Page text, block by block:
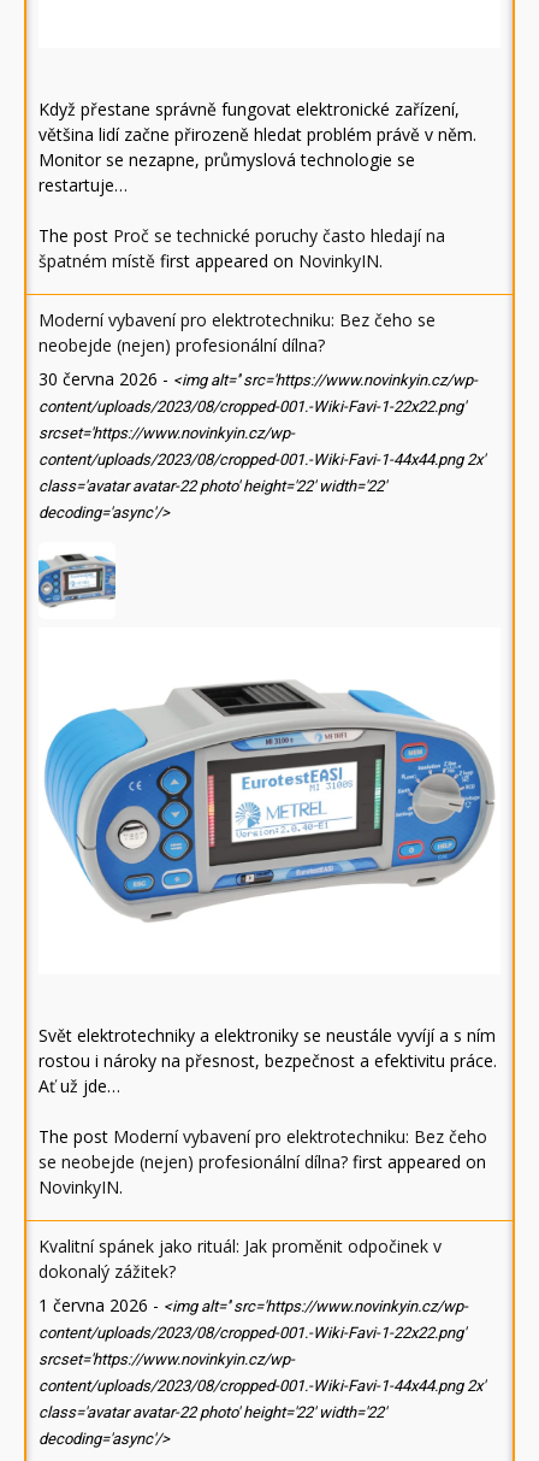
Když přestane správně fungovat elektronické zařízení,
většina lidí začne přirozeně hledat problém právě v něm.
Monitor se nezapne, průmyslová technologie se
restartuje…
The post Proč se technické poruchy často hledají na
špatném místě first appeared on NovinkyIN.
Moderní vybavení pro elektrotechniku: Bez čeho se
neobejde (nejen) profesionální dílna?
30 června 2026 - <img alt='' src='https://www.novinkyin.cz/wp-
content/uploads/2023/08/cropped-001.-Wiki-Favi-1-22x22.png'
srcset='https://www.novinkyin.cz/wp-
content/uploads/2023/08/cropped-001.-Wiki-Favi-1-44x44.png 2x'
class='avatar avatar-22 photo' height='22' width='22'
decoding='async'/>
Svět elektrotechniky a elektroniky se neustále vyvíjí a s ním
rostou i nároky na přesnost, bezpečnost a efektivitu práce.
Ať už jde…
The post Moderní vybavení pro elektrotechniku: Bez čeho
se neobejde (nejen) profesionální dílna? first appeared on
NovinkyIN.
Kvalitní spánek jako rituál: Jak proměnit odpočinek v
dokonalý zážitek?
1 června 2026 - <img alt='' src='https://www.novinkyin.cz/wp-
content/uploads/2023/08/cropped-001.-Wiki-Favi-1-22x22.png'
srcset='https://www.novinkyin.cz/wp-
content/uploads/2023/08/cropped-001.-Wiki-Favi-1-44x44.png 2x'
class='avatar avatar-22 photo' height='22' width='22'
decoding='async'/>